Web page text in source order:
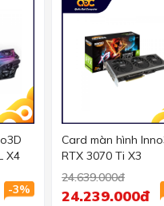
X4
-3%
Card màn hình
RTX 3070 Ti X3
24.639.000đ
24.239.000đ